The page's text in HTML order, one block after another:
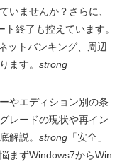
ませんか？さらに、
終了も控えています。
ットバンキング、周辺
ます。 strong
やエディション別の条
レードの現状や再イン
解説。 strong 「安全」
まずWindows7からWin